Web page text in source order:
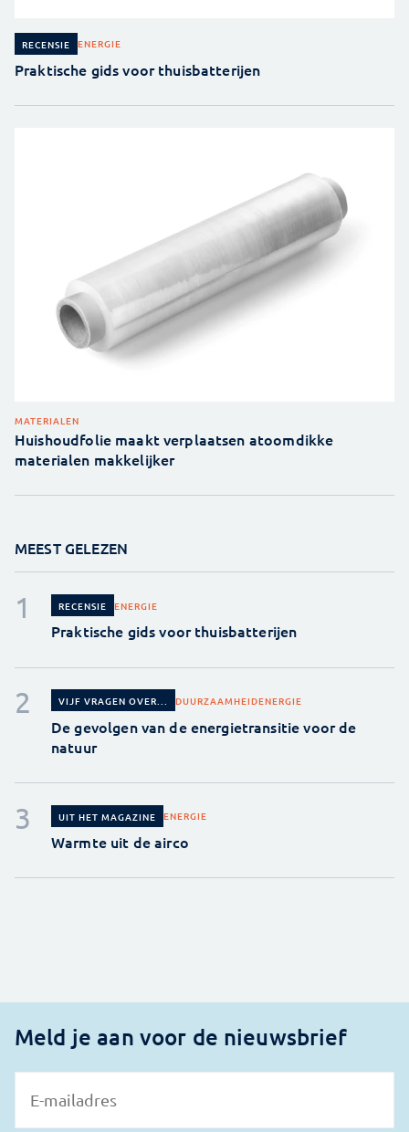
RECENSIE ENERGIE
Praktische gids voor thuisbatterijen
MATERIALEN
Huishoudfolie maakt verplaatsen atoomdikke
materialen makkelijker
MEEST GELEZEN
RECENSIE ENERGIE
Praktische gids voor thuisbatterijen
VIJF VRAGEN OVER... DUURZAAMHEIDENERGIE
De gevolgen van de energietransitie voor de
natuur
UIT HET MAGAZINE ENERGIE
Warmte uit de airco
Meld je aan voor de nieuwsbrief